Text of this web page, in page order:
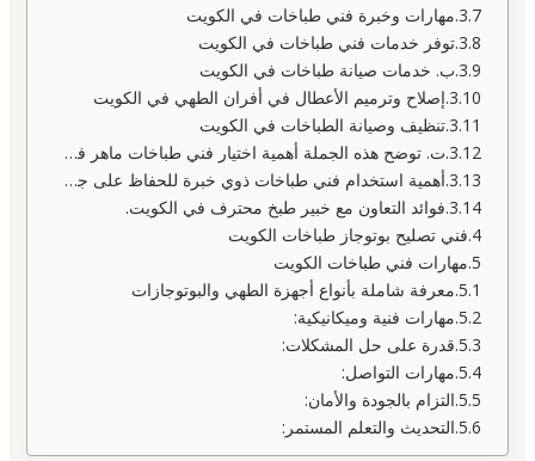
مهارات وخبرة فني طباخات في الكويت
توفر خدمات فني طباخات في الكويت
ب. خدمات صيانة طباخات في الكويت
إصلاح وترميم الأعطال في أفران الطهي في الكويت
تنظيف وصيانة الطباخات في الكويت
ت. توضح هذه الجملة أهمية اختيار فني طباخات ماهر في الكويت.
أهمية استخدام فني طباخات ذوي خبرة للحفاظ على جودة وأداء الطباخات.
فوائد التعاون مع خبير طبخ محترف في الكويت.
فني تصليح بوتوجاز طباخات الكويت
مهارات فني طباخات الكويت
معرفة شاملة بأنواع أجهزة الطهي والبوتوجازات
مهارات فنية وميكانيكية:
قدرة على حل المشكلات:
مهارات التواصل:
التزام بالجودة والأمان:
التحديث والتعلم المستمر: